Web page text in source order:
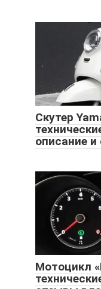
Скутер
описание
Мотоцикл